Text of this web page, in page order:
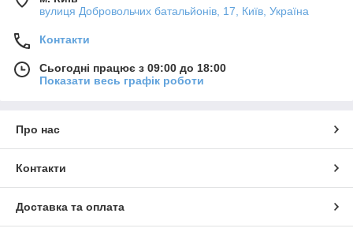
вулиця Добровольчих батальйонів, 17, Київ, Україна
Контакти
Сьогодні працює з 09:00 до 18:00
Показати весь графік роботи
Про нас
Контакти
Доставка та оплата